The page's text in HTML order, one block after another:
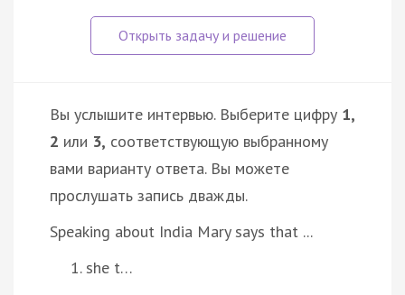
Вы услышите интервью. Выберите цифру 1,
2 или 3, соответствующую выбранному
вами варианту ответа. Вы можете
прослушать запись дважды.
Speaking about India Mary says that ...
she t…